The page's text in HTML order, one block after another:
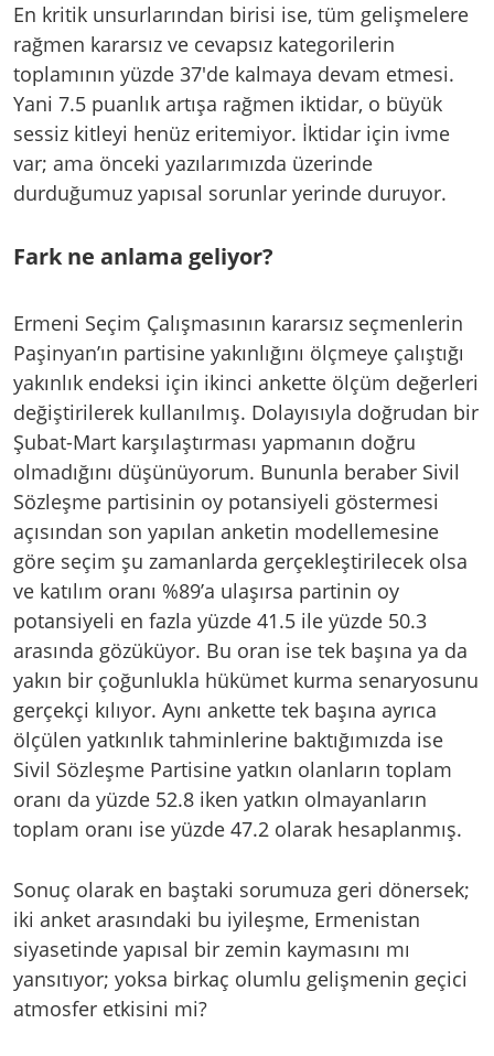
En kritik unsurlarından birisi ise, tüm gelişmelere
rağmen kararsız ve cevapsız kategorilerin
toplamının yüzde 37'de kalmaya devam etmesi.
Yani 7.5 puanlık artışa rağmen iktidar, o büyük
sessiz kitleyi henüz eritemiyor. İktidar için ivme
var; ama önceki yazılarımızda üzerinde
durduğumuz yapısal sorunlar yerinde duruyor.
Fark ne anlama geliyor?
Ermeni Seçim Çalışmasının kararsız seçmenlerin
Paşinyan’ın partisine yakınlığını ölçmeye çalıştığı
yakınlık endeksi için ikinci ankette ölçüm değerleri
değiştirilerek kullanılmış. Dolayısıyla doğrudan bir
Şubat-Mart karşılaştırması yapmanın doğru
olmadığını düşünüyorum. Bununla beraber Sivil
Sözleşme partisinin oy potansiyeli göstermesi
açısından son yapılan anketin modellemesine
göre seçim şu zamanlarda gerçekleştirilecek olsa
ve katılım oranı %89’a ulaşırsa partinin oy
potansiyeli en fazla yüzde 41.5 ile yüzde 50.3
arasında gözüküyor. Bu oran ise tek başına ya da
yakın bir çoğunlukla hükümet kurma senaryosunu
gerçekçi kılıyor. Aynı ankette tek başına ayrıca
ölçülen yatkınlık tahminlerine baktığımızda ise
Sivil Sözleşme Partisine yatkın olanların toplam
oranı da yüzde 52.8 iken yatkın olmayanların
toplam oranı ise yüzde 47.2 olarak hesaplanmış.
Sonuç olarak en baştaki sorumuza geri dönersek;
iki anket arasındaki bu iyileşme, Ermenistan
siyasetinde yapısal bir zemin kaymasını mı
yansıtıyor; yoksa birkaç olumlu gelişmenin geçici
atmosfer etkisini mi?